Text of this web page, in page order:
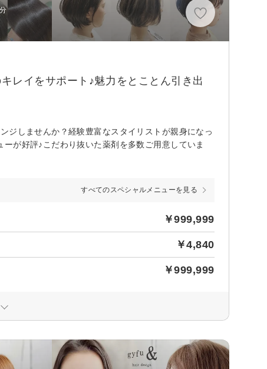
レイをサポート♪魅力をとことん引き出
ジしませんか？経験豊富なスタイリストが親身になっ
が好評♪こだわり抜いた薬剤を多数ご用意していま
すべてのスペシャルメニューを見る
￥999,999
￥4,840
￥999,999